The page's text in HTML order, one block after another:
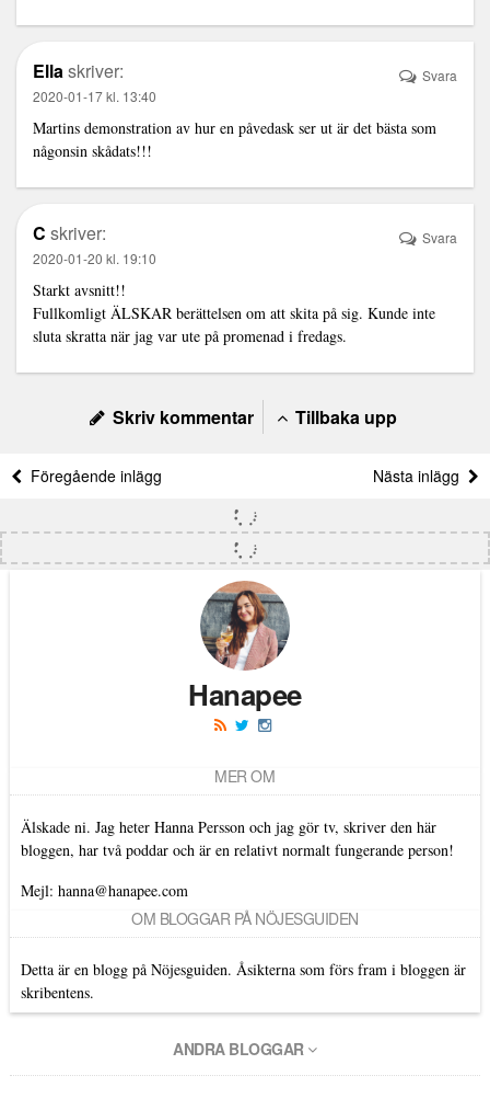
Ellaskriver:
2020-01-17 kl. 13:40
Martins demonstration av hur en påvedask ser ut är det bästa som
någonsin skådats!!!
Svara
C skriver:
2020-01-20 kl. 19:10
Starkt avsnitt!!
Fullkomligt ÄLSKAR berättelsen om att skita på sig. Kunde inte
sluta skratta när jag var ute på promenad i fredags.
Svara
Skriv kommentar Tillbaka upp
Föregående inlägg Nästa inlägg
Hanapee
MER OM
Älskade ni. Jag heter Hanna Persson och jag gör tv, skriver den här
bloggen, har två poddar och är en relativt normalt fungerande person!
Mejl: hanna@hanapee.com
OM BLOGGAR PÅ NÖJESGUIDEN
Detta är en blogg på Nöjesguiden. Åsikterna som förs fram i bloggen är
skribentens.
ANDRA BLOGGAR